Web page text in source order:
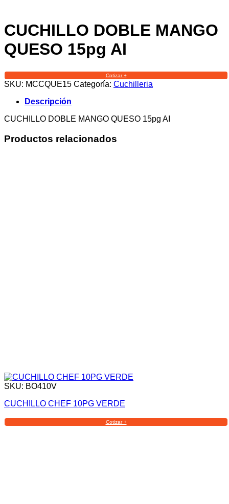
CUCHILLO DOBLE MANGO
QUESO 15pg AI
Cotizar +
SKU: MCCQUE15 Categoría: Cuchilleria
Descripción
CUCHILLO DOBLE MANGO QUESO 15pg AI
Productos relacionados
SKU: BO410V
CUCHILLO CHEF 10PG VERDE
Cotizar +